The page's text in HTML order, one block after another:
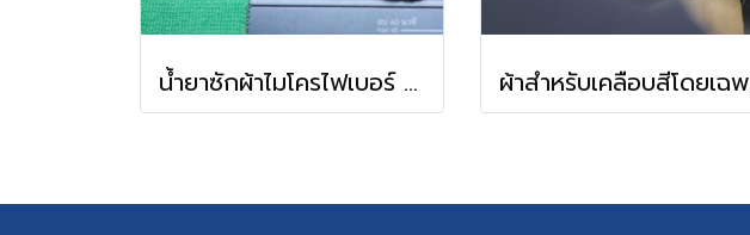
น้ำยาซักผ้าไมโครไฟเบอร์ (WIBWUB Microfiber Wash)